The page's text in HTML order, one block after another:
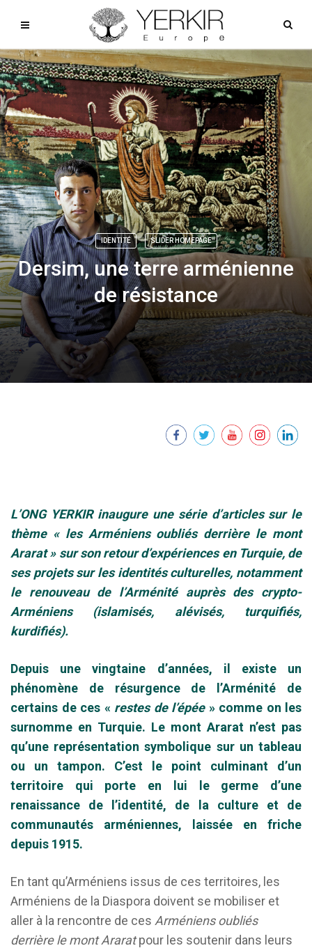
IDENTITÉ SLIDER HOMEPAGE
Dersim, une terre arménienne
de résistance
L’ONG YERKIR inaugure une série d’articles sur le
thème « les Arméniens oubliés derrière le mont
Ararat » sur son retour d’expériences en Turquie, de
ses projets sur les identités culturelles, notamment
le renouveau de l’Arménité auprès des crypto-
Arméniens (islamisés, alévisés, turquifiés,
kurdifiés).
Depuis une vingtaine d’années, il existe un
phénomène de résurgence de l’Arménité de
certains de ces « restes de l’épée» comme on les
surnomme en Turquie. Le mont Ararat n’est pas
qu’une représentation symbolique sur un tableau
ou un tampon. C’est le point culminant d’un
territoire qui porte en lui le germe d’une
renaissance de l’identité, de la culture et de
communautés arméniennes, laissée en friche
depuis 1915.
En tant qu’Arméniens issus de ces territoires, les
Arméniens de la Diaspora doivent se mobiliser et
aller à la rencontre de ces Arméniens oubliés
derrière le mont Araratpour les soutenir dans leurs